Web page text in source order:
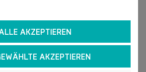
im Nabelbereich
Sie einem Arzt zeigen, ob
Leistenbruch oder andere
AKZEPTIEREN
AKZEPTIEREN